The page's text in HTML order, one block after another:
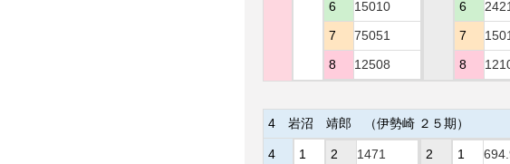
6
15010
7
75051
8
12508
6
2421
7
8
4 岩沼 靖郎 （伊勢崎 ２５期）
4 1 2
1471
2 1